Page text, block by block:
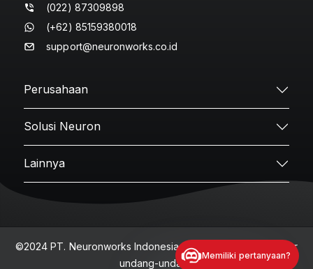
(022) 87309898
(+62) 85159380018
support@neuronworks.co.id
Perusahaan
Solusi Neuron
Lainnya
©2024 PT. Neuronworks Indonesia - Seluruh hak cipta diatur
undang-undang
Memiliki pertanyaan?